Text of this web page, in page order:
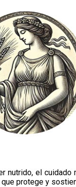
nutrido, el
protege y